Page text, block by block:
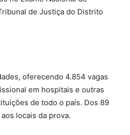
de Justiça do Distrito
oferecendo 4.854 vagas
em hospitais e outras
de todo o país. Dos 89
locais da prova.